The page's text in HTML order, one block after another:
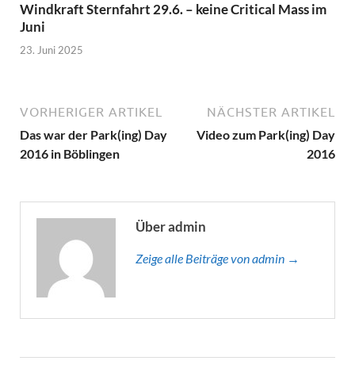
Windkraft Sternfahrt 29.6. – keine Critical Mass im
Juni
23. Juni 2025
VORHERIGER ARTIKEL
Das war der Park(ing) Day
2016 in Böblingen
NÄCHSTER ARTIKEL
Video zum Park(ing) Day
2016
Über admin
Zeige alle Beiträge von admin →